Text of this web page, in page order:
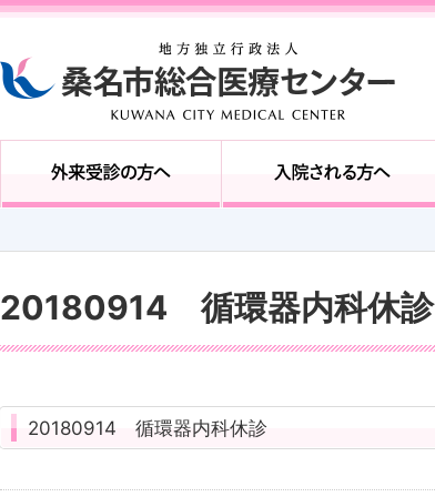
20180914 循環器内科休診
20180914 循環器内科休診